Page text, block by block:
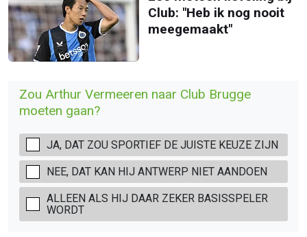
Club: "Heb ik nog nooit
meegemaakt"
Zou Arthur Vermeeren naar Club Brugge
moeten gaan?
JA, DAT ZOU SPORTIEF DE JUISTE KEUZE ZIJN
NEE, DAT KAN HIJ ANTWERP NIET AANDOEN
ALLEEN ALS HIJ DAAR ZEKER BASISSPELER
WORDT